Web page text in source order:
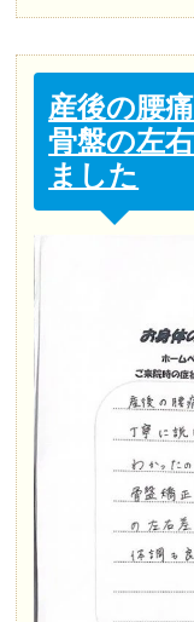
産後の腰
骨盤の左
ました